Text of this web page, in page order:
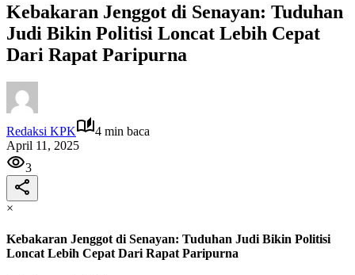
Kebakaran Jenggot di Senayan: Tuduhan
Judi Bikin Politisi Loncat Lebih Cepat
Dari Rapat Paripurna
Redaksi KPK
4 min baca
April 11, 2025
3
×
Kebakaran Jenggot di Senayan: Tuduhan Judi Bikin Politisi
Loncat Lebih Cepat Dari Rapat Paripurna